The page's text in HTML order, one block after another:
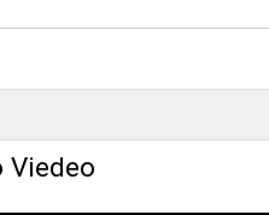
Viedeo